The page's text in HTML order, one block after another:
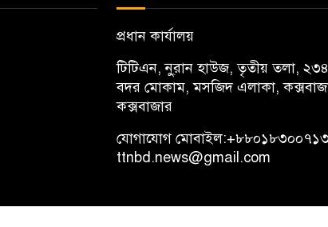
প্রধান কার্যালয়
টিটিএন, নু্রান হাউজ, তৃতীয় তলা,
বদর মোকাম, মসজিদ এলাকা,
কক্সবাজার
যোগাযোগ মোবাইল:
ttnbd.news@gmail.com